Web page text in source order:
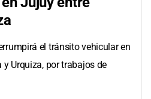
el tránsito vehicular en
y Urquiza, por trabajos de